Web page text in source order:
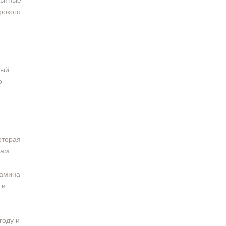
и